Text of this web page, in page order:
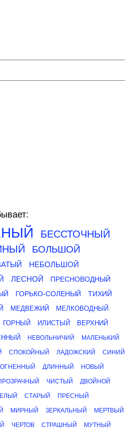
БЕССТОЧНЫЙ
БОЛЬШОЙ
НЕБОЛЬШОЙ
ЛЕСНОЙ
ПРЕСНОВОДНЫЙ
ГОРЬКО-СОЛЕНЫЙ
ТИХИЙ
МЕДВЕЖИЙ
МЕЛКОВОДНЫЙ
ГОРНЫЙ ИЛИСТЫЙ
ВЕРХНИЙ
НЕВОЛЬНИЧИЙ МАЛЕНЬКИЙ
СПОКОЙНЫЙ ЛАДОЖСКИЙ СИНИЙ
ОГНЕННЫЙ ДЛИННЫЙ НОВЫЙ
ЧИСТЫЙ ДВОЙНОЙ
СТАРЫЙ ПРЕСНЫЙ
МИРНЫЙ ЗЕРКАЛЬНЫЙ МЕРТВЫЙ
ЧЕРТОВ СТРАШНЫЙ МУТНЫЙ